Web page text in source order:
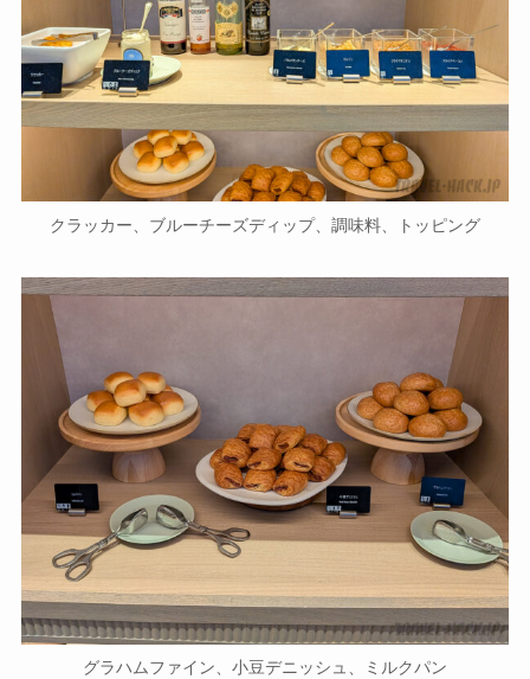
クラッカー、ブルーチーズディップ、調味料、トッピング
グラハムファイン、小豆デニッシュ、ミルクパン